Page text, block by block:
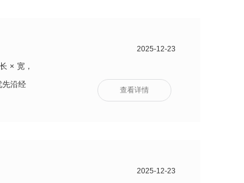
× 宽，
先沿经
2025-12-23
查看详情
2025-12-23